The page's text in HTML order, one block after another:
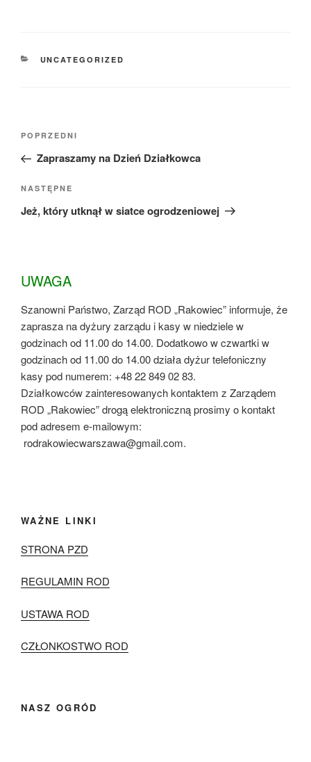
KATEGORIE
UNCATEGORIZED
Nawigacja
Poprzedni
wpis
POPRZEDNI
Zapraszamy na Dzień Działkowca
Następny
wpis
NASTĘPNE
Jeż, który utknął w siatce ogrodzeniowej
UWAGA
Szanowni Państwo, Zarząd ROD „Rakowiec” informuje, że
zaprasza na dyżury zarządu i kasy w niedziele w
godzinach od 11.00 do 14.00. Dodatkowo w czwartki w
godzinach od 11.00 do 14.00 działa dyżur telefoniczny
kasy pod numerem: +48 22 849 02 83.
Działkowców zainteresowanych kontaktem z Zarządem
ROD „Rakowiec” drogą elektroniczną prosimy o kontakt
pod adresem e-mailowym:
rodrakowiecwarszawa@gmail.com.
WAŻNE LINKI
STRONA PZD
REGULAMIN ROD
USTAWA ROD
CZŁONKOSTWO ROD
NASZ OGRÓD